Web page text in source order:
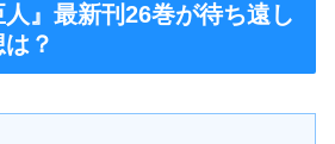
』最新刊26巻が待ち遠し
？